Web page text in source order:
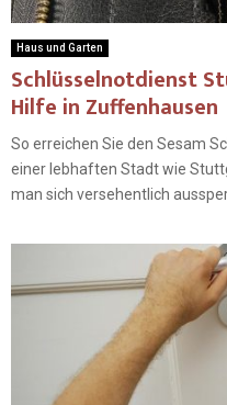
Haus und Garten
Schlüsselnotdienst
Hilfe in Zuffenhausen
So erreichen Sie den Sesam
einer lebhaften Stadt wie
man sich versehentlich